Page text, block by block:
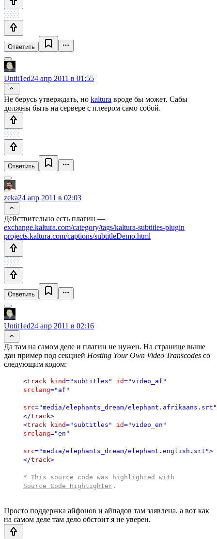
Ответить
Untit1ed24 апр 2011 в 01:55
Не берусь утверждать, но kaltura вроде бы может. Сабы
должны быть на сервере с плеером само собой.
Ответить
zeka24 апр 2011 в 02:03
Действительно есть плагин —
exchange.kaltura.com/category/tags/kaltura-subtitles-plugin
projects.kaltura.com/captions/subtitleDemo.html
Ответить
Untit1ed24 апр 2011 в 02:16
Да там на самом деле и плагин не нужен. На странице выше
дан пример под секцией Hosting Your Own Video Transcodes со
следующим кодом:
<track kind="subtitles" id="video_af"
srclang="af"
src="media/elephants_dream/elephant.afrikaans.srt"
</track>
<track kind="subtitles" id="video_en"
srclang="en"
src="media/elephants_dream/elephant.english.srt">
</track>
* This source code was highlighted with
Source Code Highlighter .
Просто поддержка айфонов и айпадов там заявлена, а вот как
на самом деле там дело обстоит я не уверен.